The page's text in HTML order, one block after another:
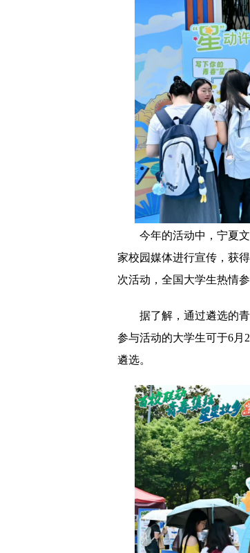
今年的活动中，宁夏
家校园媒体进行宣传，获
次活动，全国大学生热情
据了解，通过遴选的
参与活动的大学生可于6月
遴选。